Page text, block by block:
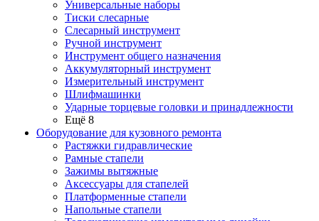
Универсальные наборы
Тиски слесарные
Слесарный инструмент
Ручной инструмент
Инструмент общего назначения
Аккумуляторный инструмент
Измерительный инструмент
Шлифмашинки
Ударные торцевые головки и принадлежности
Ещё 8
Оборудование для кузовного ремонта
Растяжки гидравлические
Рамные стапели
Зажимы вытяжные
Аксессуары для стапелей
Платформенные стапели
Напольные стапели